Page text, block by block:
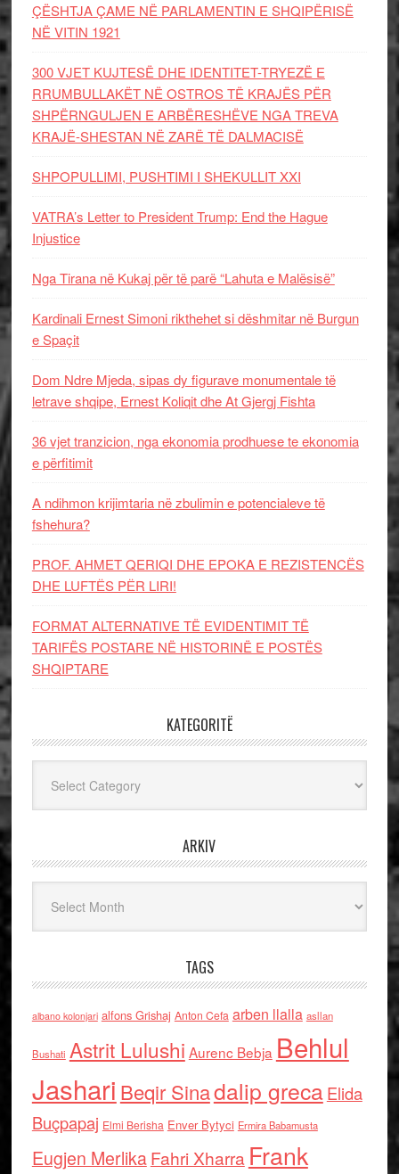
ÇËSHTJA ÇAME NË PARLAMENTIN E SHQIPËRISË
NË VITIN 1921
300 VJET KUJTESË DHE IDENTITET-TRYEZË E
RRUMBULLAKËT NË OSTROS TË KRAJËS PËR
SHPËRNGULJEN E ARBËRESHËVE NGA TREVA
KRAJË-SHESTAN NË ZARË TË DALMACISË
SHPOPULLIMI, PUSHTIMI I SHEKULLIT XXI
VATRA’s Letter to President Trump: End the Hague
Injustice
Nga Tirana në Kukaj për të parë “Lahuta e Malësisë”
Kardinali Ernest Simoni rikthehet si dëshmitar në Burgun
e Spaçit
Dom Ndre Mjeda, sipas dy figurave monumentale të
letrave shqipe, Ernest Koliqit dhe At Gjergj Fishta
36 vjet tranzicion, nga ekonomia prodhuese te ekonomia
e përfitimit
A ndihmon krijimtaria në zbulimin e potencialeve të
fshehura?
PROF. AHMET QERIQI DHE EPOKA E REZISTENCЁS
DHE LUFTЁS PЁR LIRI!
FORMAT ALTERNATIVE TË EVIDENTIMIT TË
TARIFËS POSTARE NË HISTORINË E POSTËS
SHQIPTARE
KATEGORITË
ARKIV
TAGS
albano kolonjari alfons Grishaj Anton Cefa arben llalla asllan
Bushati Astrit Lulushi Aurenc Bebja Behlul
Jashari Beqir Sinadalip grecaElida
Buçpapaj Elmi Berisha Enver Bytyci Ermira Babamusta
Eugjen MerlikaFahri Xharra Frank